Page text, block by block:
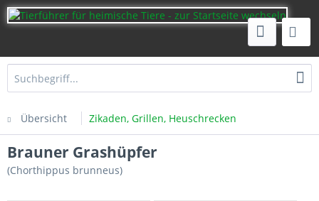
Übersicht Zikaden, Grillen, Heuschrecken
Brauner Grashüpfer
(Chorthippus brunneus)